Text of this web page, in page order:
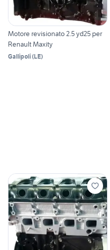
Motore revisionato 2.5 yd25 per
Renault Maxity
Gallipoli(LE)